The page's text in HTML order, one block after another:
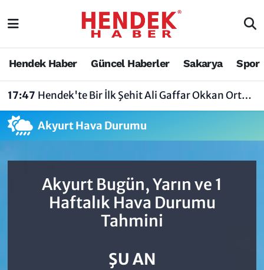
Hendek Haber Güncel Haberler Sakarya Spor
17:47 Hendek'te Bir İlk Şehit Ali Gaffar Okkan Ortaokulu Çoklu Yabancı Dil Uygulama Okulu Oldu
Akyurt Hava Durumu
Akyurt Bugün, Yarın ve 1
Haftalık Hava Durumu
Tahmini
ŞU AN
Hendek Haber
Spor
Nöbetçi Eczaneler
Vefat Edenler
Hendek Haber
Sakarya
Hakkında
Hendek Haber Reklam Servisi
Sakarya Nöbetçi Eczaneler
Sakarya Trafik Yoğunluk Haritası
Süper Lig Puan Durumu ve Fikstür
Tüm Manşetler
Son Dakika Haberleri